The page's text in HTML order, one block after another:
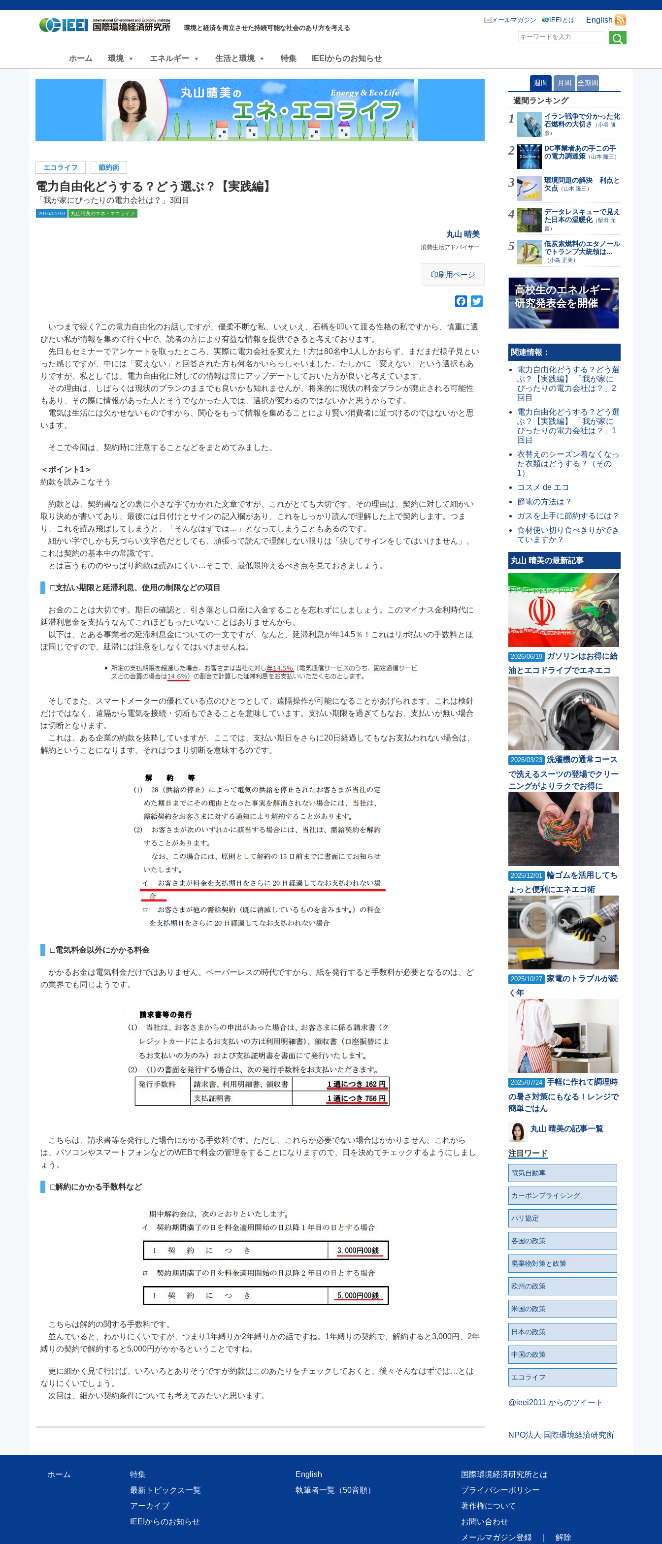
環境と経済を両立させた持続可能な社会のあり方を考える
English
メールマガジン IEEIとは
ホーム 環境 エネルギー 生活と環境 特集 IEEIからのお知らせ
エコライフ 節約術
電力自由化どうする？どう選ぶ？【実践編】
「我が家にぴったりの電力会社は？」3回目
2016/05/10 丸山晴美のエネ・エコライフ
丸山 晴美
消費生活アドバイザー
印刷用ページ
c
b
o
k
いつまで続く?この電力自由化のお話しですが、優柔不断な私、いえいえ、石橋を叩いて渡る性格の私ですから、慎重に選
びたい私が情報を集めて行く中で、読者の方により有益な情報を提供できると考えております。
先日もセミナーでアンケートを取ったところ、実際に電力会社を変えた！方は80名中1人しかおらず、まだまだ様子見とい
った感じですが、中には「変えない」と回答された方も何名かいらっしゃいました。たしかに「変えない」という選択もあ
りですが、私としては、電力自由化に対しての情報は常にアップデートしておいた方が良いと考えています。
その理由は、しばらくは現状のプランのままでも良いかも知れませんが、将来的に現状の料金プランが廃止される可能性
もあり、その際に情報があった人とそうでなかった人では、選択が変わるのではないかと思うからです。
電気は生活には欠かせないものですから、関心をもって情報を集めることにより賢い消費者に近づけるのではないかと思
います。
そこで今回は、契約時に注意することなどをまとめてみました。
＜ポイント1＞
約款を読みこなそう
約款とは、契約書などの裏に小さな字でかかれた文章ですが、これがとても大切です。その理由は、契約に対して細かい
取り決めが書いてあり、最後には日付けとサインの記入欄があり、これをしっかり読んで理解した上で契約します。つま
り、これを読み飛ばしてしまうと、「そんなはずでは…」となってしまうこともあるのです。
細かい字でしかも見づらい文字色だとしても、頑張って読んで理解しない限りは「決してサインをしてはいけません」。
これは契約の基本中の常識です。
とは言うもののやっぱり約款は読みにくい…そこで、最低限抑えるべき点を見ておきましょう。
□支払い期限と延滞利息、使用の制限などの項目
お金のことは大切です。期日の確認と、引き落とし口座に入金することを忘れずにしましょう。このマイナス金利時代に
延滞利息金を支払うなんてこれほどもったいないことはありませんから。
以下は、とある事業者の延滞利息金についての一文ですが、なんと、延滞利息が年14.5％！これはリボ払いの手数料とほ
ぼ同じですので、延滞には注意をしなくてはいけませんね。
そしてまた、スマートメーターの優れている点のひとつとして、遠隔操作が可能になることがあげられます。これは検針
だけではなく、遠隔から電気を接続・切断もできることを意味しています。支払い期限を過ぎてもなお、支払いが無い場合
は切断となります。
これは、ある企業の約款を抜粋していますが、ここでは、支払い期日をさらに20日経過してもなお支払われない場合は、
解約ということになります。それはつまり切断を意味するのです。
□電気料金以外にかかる料金
かかるお金は電気料金だけではありません。ペーパーレスの時代ですから、紙を発行すると手数料が必要となるのは、ど
の業界でも同じようです。
こちらは、請求書等を発行した場合にかかる手数料です。ただし、これらが必要でない場合はかかりません。これから
は、パソコンやスマートフォンなどのWEBで料金の管理をすることになりますので、日を決めてチェックするようにしまし
ょう。
□解約にかかる手数料など
こちらは解約の関する手数料です。
並んでいると、わかりにくいですが、つまり1年縛りか2年縛りかの話ですね。1年縛りの契約で、解約すると3,000円、2年
縛りの契約で解約すると5,000円がかかるということですね。
更に細かく見て行けば、いろいろとありそうですが約款はこのあたりをチェックしておくと、後々そんなはずでは…とは
なりにくいでしょう。
次回は、細かい契約条件についても考えてみたいと思います。
週間 月間 全期間
週間ランキング
イラン戦争で分かった化
石燃料の大切さ
（小谷 勝
彦）
DC事業者あの手この手
の電力調達策 （山本 隆三 ）
環境問題の解決 利点と
欠点 （山本 隆三 ）
データレスキューで見え
た日本の温暖化（堅田 元
喜）
低炭素燃料のエタノール
でトランプ大統領は...
（小島 正美）
高校生のエネルギー
研究発表会を開催
関連情報：
電力自由化どうする？どう選
ぶ？【実践編】 「我が家に
ぴったりの電力会社は？」2
回目
電力自由化どうする？どう選
ぶ？【実践編】 「我が家に
ぴったりの電力会社は？」1
回目
衣替えのシーズン着なくなっ
た衣類はどうする？（その
1）
コスメ de エコ
節電の方法は？
ガスを上手に節約するには？
食材使い切り食べきりができ
ていますか？
丸山 晴美の最新記事
2026/06/19
ガソリンはお得に給
油とエコドライブでエネエコ
2026/03/23 洗濯機の通常コース
で洗えるスーツの登場でクリー
ニングがよりラクでお得に
2025/12/01
輪ゴムを活用してち
ょっと便利にエネエコ術
2025/10/27 家電のトラブルが続
く年
2025/07/24 手軽に作れて調理時
の暑さ対策にもなる！レンジで
簡単ごはん
丸山 晴美の記事一覧
注目ワード
電気自動車
カーボンプライシング
パリ協定
各国の政策
廃棄物対策と政策
欧州の政策
米国の政策
日本の政策
中国の政策
エコライフ
@ieei2011 からのツイート
NPO法人 国際環境経済研究所
ホーム
特集
最新トピックス一覧
アーカイブ
IEEIからのお知らせ
English
執筆者一覧（50音順）
国際環境経済研究所とは
プライバシーポリシー
著作権について
お問い合わせ
メールマガジン登録
解除